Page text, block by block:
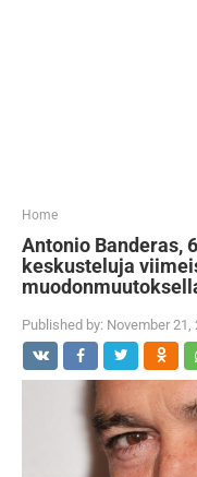
Home
Antonio Banderas,
keskusteluja
Published by: November 21,